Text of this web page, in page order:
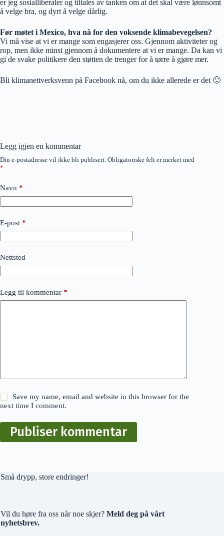
er jeg sosialliberaler og tiltales av tanken om at det skal være lønnsomt
å velge bra, og dyrt å velge dårlig.
Før møtet i Mexico, hva nå for den voksende klimabevegelsen?
Vi må vise at vi er mange som engasjerer oss. Gjennom aktiviteter og
rop, men ikke minst gjennom å dokumentere at vi er mange. Da kan vi
gi de svake politikere den støtten de trenger for å tørre å gjøre mer.
Bli klimanettverksvenn på Facebook nå, om du ikke allerede er det 🙂
Legg igjen en kommentar
Din e-postadresse vil ikke bli publisert. Obligatoriske felt er merket med
*
Navn *
E-post *
Nettsted
Legg til kommentar *
Save my name, email and website in this browser for the
next time I comment.
Publiser kommentar
Små drypp, store endringer!
Vil du høre fra oss når noe skjer? Meld deg på vårt
nyhetsbrev.